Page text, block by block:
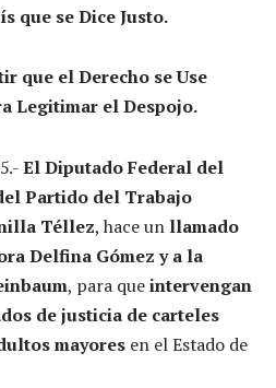
que se Dice Justo.
que el Derecho se Use
Legitimar el Despojo.
El Diputado Federal del
Partido del Trabajo
Téllez, hace un llamado
Delfina Gómez y a la
, para queintervengan
de justicia de carteles
mayores en el Estado de